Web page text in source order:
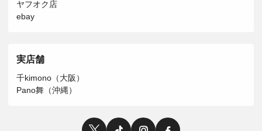
ヤフオク店
ebay
実店舗
千kimono（大阪）
Pano舞（沖縄）